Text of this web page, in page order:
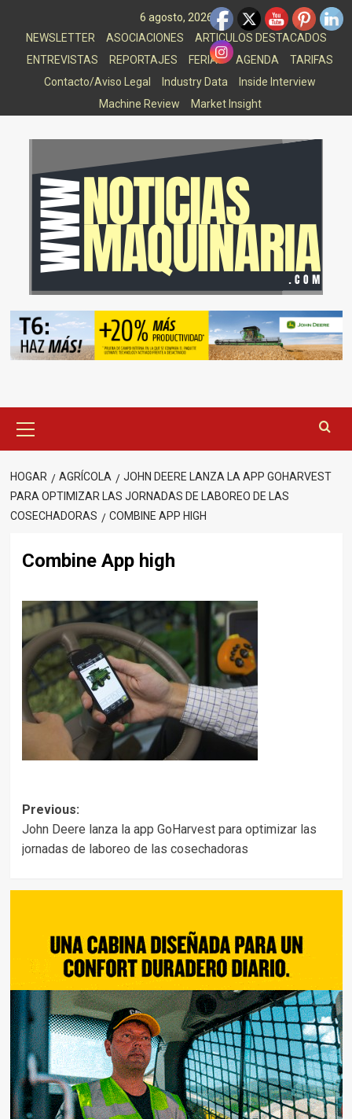
6 agosto, 2026
NEWSLETTER
ASOCIACIONES
ARTICULOS DESTACADOS
ENTREVISTAS
REPORTAJES FERIAS AGENDA
TARIFAS
Contacto/Aviso Legal
Industry Data
Inside Interview
Machine Review
Market Insight
principal
HOGAR AGRÍCOLA
JOHN DEERE LANZA LA APP GOHARVEST
PARA OPTIMIZAR LAS JORNADAS DE LABOREO DE LAS
COSECHADORAS
COMBINE APP HIGH
Combine App high
Post
navigation
Previous:
John Deere lanza la app GoHarvest para optimizar las
jornadas de laboreo de las cosechadoras